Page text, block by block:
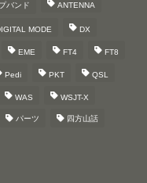
バンド ANTENNA
MODE DX
EME FT4 FT8
Pedi PKT QSL
WAS WSJT-X
パーツ 四方山話